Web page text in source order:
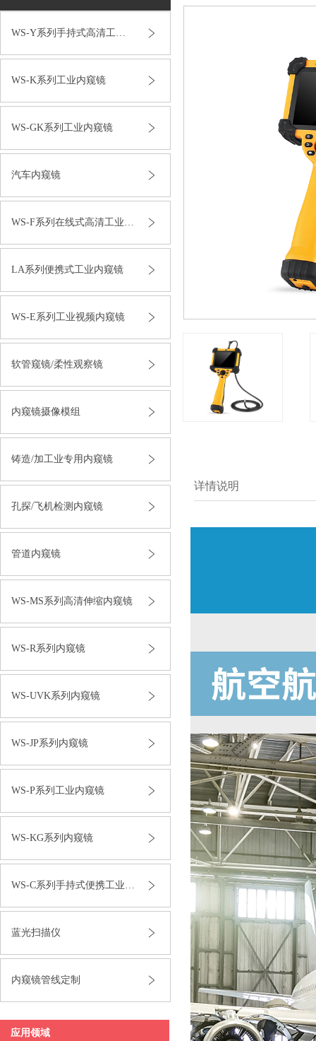
WS-Y系列手持式高清工业内窥镜
WS-K系列工业内窥镜
WS-GK系列工业内窥镜
汽车内窥镜
WS-F系列在线式高清工业内窥镜
LA系列便携式工业内窥镜
WS-E系列工业视频内窥镜
软管窥镜/柔性观察镜
内窥镜摄像模组
铸造/加工业专用内窥镜
孔探/飞机检测内窥镜
管道内窥镜
WS-MS系列高清伸缩内窥镜
WS-R系列内窥镜
WS-UVK系列内窥镜
WS-JP系列内窥镜
WS-P系列工业内窥镜
WS-KG系列内窥镜
WS-C系列手持式便携工业内窥镜
蓝光扫描仪
内窥镜管线定制
应用领域
详情说明